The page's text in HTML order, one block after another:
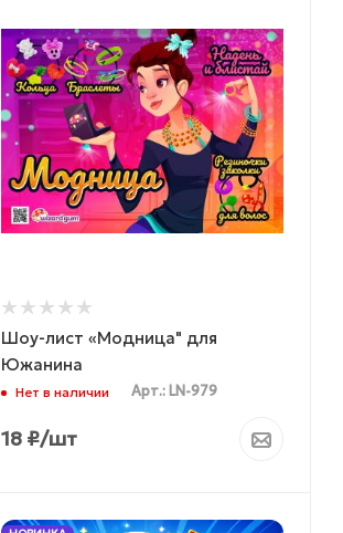
Шоу-лист «Модница" для
Южанина
Нет в наличии Арт.: LN-979
18 ₽/шт